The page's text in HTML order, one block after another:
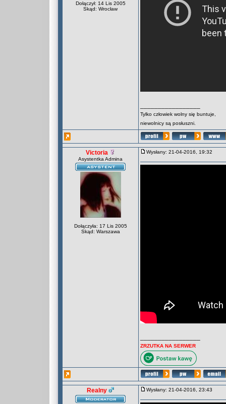
Dołączył: 14 Lis 2005
Skąd: Wrocław
Tylko człowiek wolny się buntuje,
niewolnicy są posłuszni.
Victoria
Asystentka Admina
Dołączyła: 17 Lis 2005
Skąd: Warszawa
Wysłany: 21-04-2016, 19:32
ZRZUTKA NA SERWER
Realny Wysłany: 21-04-2016, 23:43